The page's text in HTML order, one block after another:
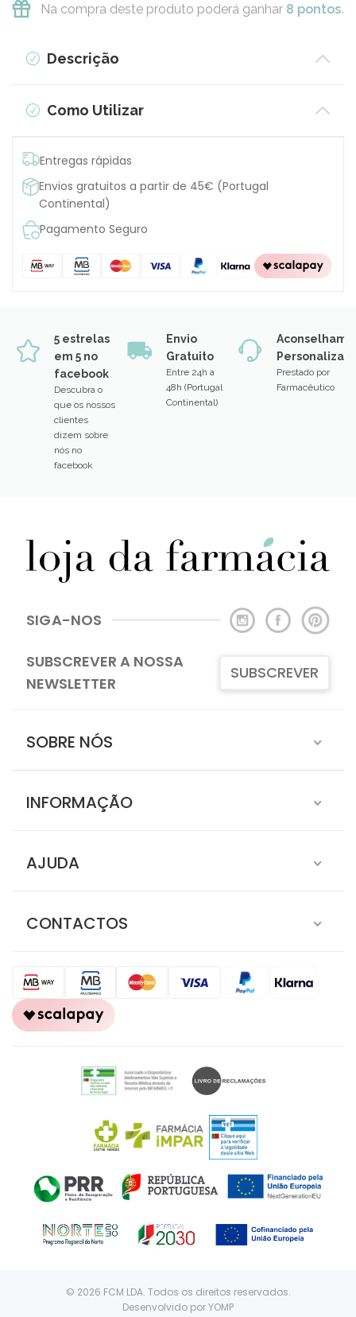
Na compra deste produto poderá ganhar 8 pontos.
Descrição
Como Utilizar
Entregas rápidas
Envios gratuitos a partir de 45€ (Portugal
Continental)
Pagamento Seguro
5 estrelas
em 5 no
facebook
Descubra o
que os nossos
clientes
dizem sobre
nós no
facebook
Envio
Gratuito
Entre 24h a
48h (Portugal
Continental)
Prestado por
Farmacêutico
SIGA-NOS
SUBSCREVER A NOSSA
NEWSLETTER
SUBSCREVER
SOBRE NÓS
INFORMAÇÃO
AJUDA
CONTACTOS
© 2026 FCM LDA. Todos os direitos reservados.
Desenvolvido porYOMP